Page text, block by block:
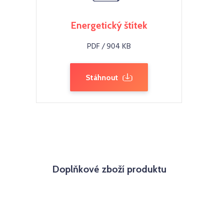
Energetický štítek
PDF / 904 KB
Stáhnout
Doplňkové zboží produktu